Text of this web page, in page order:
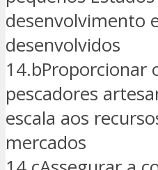
desenvolvimento
desenvolvidos
14.bProporcionar
pescadores
escala aos
mercados